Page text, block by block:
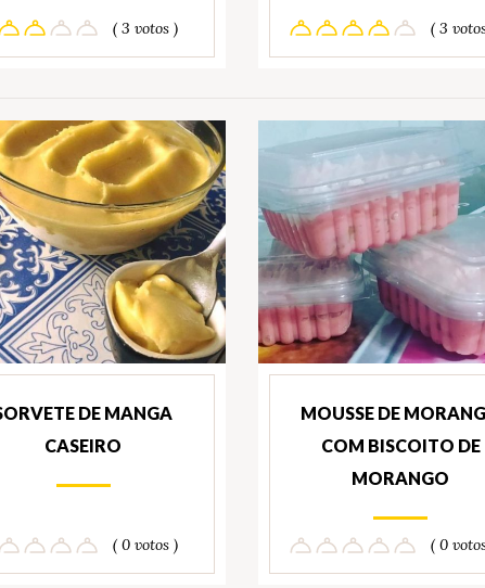
( 3 votos ) ( 3
DE MANGA
CASEIRO
( 0 votos )
MOUSSE DE
COM BISCOITO DE
MORANGO
( 0